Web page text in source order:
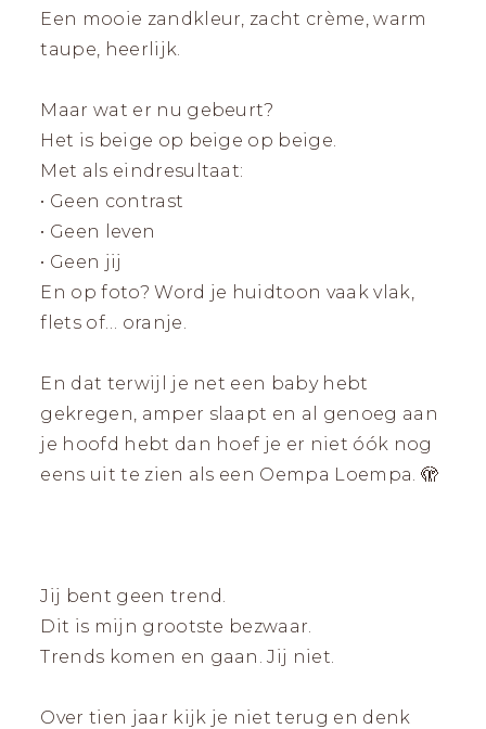
Een mooie zandkleur, zacht crème, warm
taupe, heerlijk.
Maar wat er nu gebeurt?
Het is beige op beige op beige.
Met als eindresultaat:
• Geen contrast
• Geen leven
• Geen jij
En op foto? Word je huidtoon vaak vlak,
flets of… oranje.
En dat terwijl je net een baby hebt
gekregen, amper slaapt en al genoeg aan
je hoofd hebt dan hoef je er niet óók nog
eens uit te zien als een Oempa Loempa. 🫣
Jij bent geen trend.
Dit is mijn grootste bezwaar.
Trends komen en gaan. Jij niet.
Over tien jaar kijk je niet terug en denk